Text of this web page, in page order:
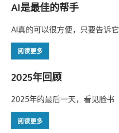
AI是最佳的帮手
AI真的可以很方便，只要告诉它
阅读更多
2025年回顾
2025年的最后一天，看见脸书
阅读更多